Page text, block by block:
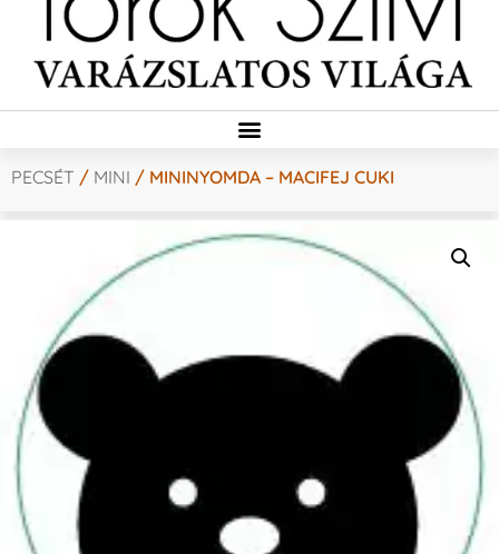
PECSÉT / MINI / MININYOMDA – MACIFEJ CUKI